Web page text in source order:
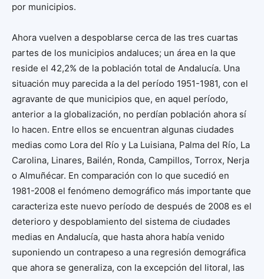
por municipios.
Ahora vuelven a despoblarse cerca de las tres cuartas
partes de los municipios andaluces; un área en la que
reside el 42,2% de la población total de Andalucía. Una
situación muy parecida a la del período 1951-1981, con el
agravante de que municipios que, en aquel período,
anterior a la globalización, no perdían población ahora sí
lo hacen. Entre ellos se encuentran algunas ciudades
medias como Lora del Río y La Luisiana, Palma del Río, La
Carolina, Linares, Bailén, Ronda, Campillos, Torrox, Nerja
o Almuñécar. En comparación con lo que sucedió en
1981-2008 el fenómeno demográfico más importante que
caracteriza este nuevo período de después de 2008 es el
deterioro y despoblamiento del sistema de ciudades
medias en Andalucía, que hasta ahora había venido
suponiendo un contrapeso a una regresión demográfica
que ahora se generaliza, con la excepción del litoral, las